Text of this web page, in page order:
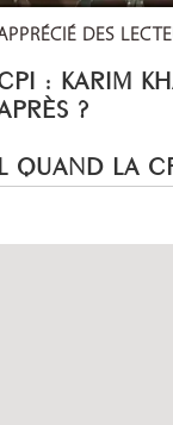
DES
: KARIM
APRÈS ?
QUAND LA